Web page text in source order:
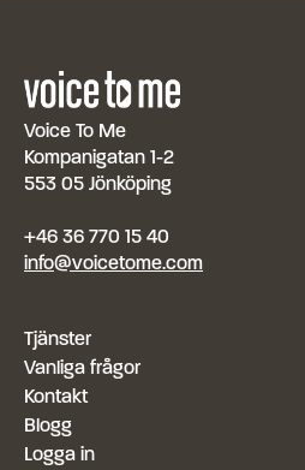
Voice To Me
Kompanigatan 1-2
553 05 Jönköping
+46 36 770 15 40
info@voicetome.com
Tjänster
Vanliga frågor
Kontakt
Blogg
Logga in